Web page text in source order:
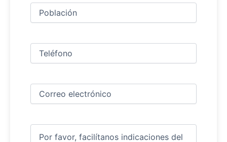
Ciudad
Teléfono
Correo
electrónico (Obligatorio)
Comentarios